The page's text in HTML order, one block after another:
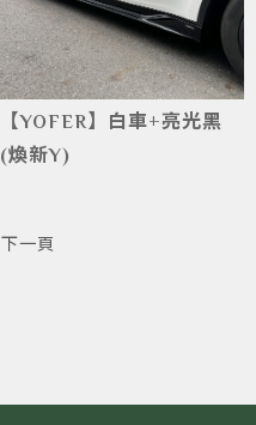
【YOFER】白車+亮光黑
(煥新Y)
下一頁